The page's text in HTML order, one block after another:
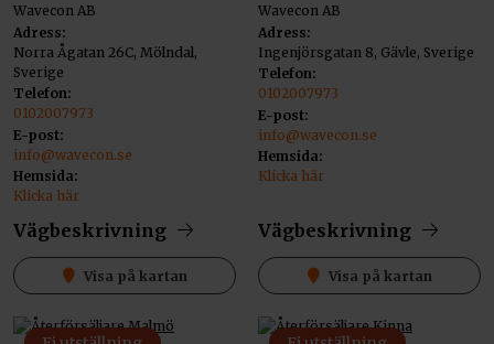
Wavecon AB
Adress:
Norra Ågatan 26C, Mölndal,
Sverige
Telefon:
0102007973
E-post:
info@wavecon.se
Hemsida:
Klicka här
Vägbeskrivning
Visa på kartan
Wavecon AB
Adress:
Ingenjörsgatan 8, Gävle, Sverige
Telefon:
0102007973
E-post:
info@wavecon.se
Hemsida:
Klicka här
Vägbeskrivning
Visa på kartan